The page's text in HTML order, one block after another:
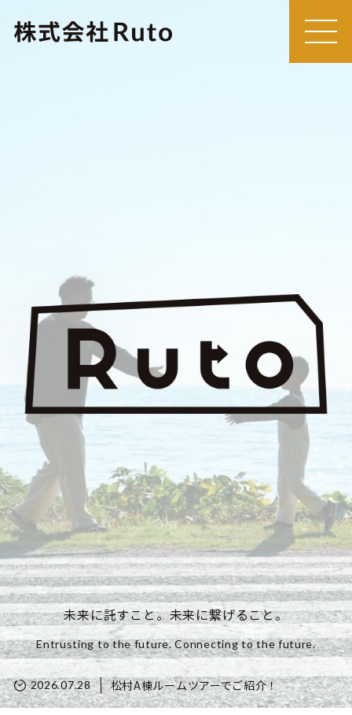
MEN
U
未来に託すこと。未来に繋げること。
Entrusting to the future. Connecting to the future.
2026.07.28 松村A棟ルームツアーでご紹介！